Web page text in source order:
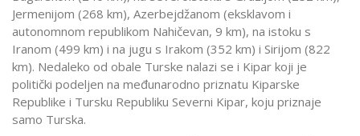
Jermenijom (268 km), Azerbejdžanom (eksklavom i
autonomnom republikom Nahičevan, 9 km), na istoku s
Iranom (499 km) i na jugu s Irakom (352 km) i Sirijom (822
km). Nedaleko od obale Turske nalazi se i Kipar koji je
politički podeljen na međunarodno priznatu Kiparske
Republike i Tursku Republiku Severni Kipar, koju priznaje
samo Turska.